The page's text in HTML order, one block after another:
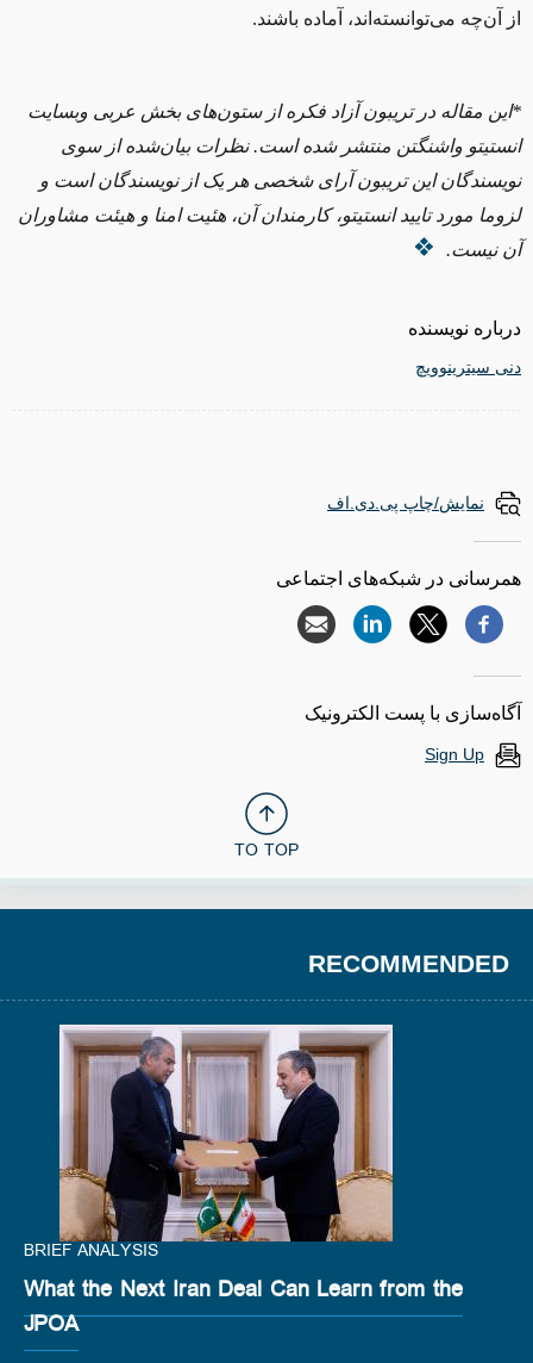
درباره نویسنده
دنی سیترینوویچ
از آن‌چه می‌توانسته‌اند، آماده باشند.
*این مقاله در تریبون آزاد فکره از ستون‌های بخش عربی وبسایت
انستیتو واشنگتن منتشر شده است. نظرات بیان‌شده از سوی
نویسندگان این تریبون آرای شخصی هر یک از نویسندگان است و
لزوما مورد تایید انستیتو، کارمندان آن، هئیت امنا و هیئت مشاوران
آن نیست.
نمایش/چاپ پی.دی.اف
همرسانی در شبکه‌های اجتماعی
آگاه‌سازی با پست الکترونیک
Sign Up
TO TOP
RECOMMENDED
BRIEF ANALYSIS
What the Next Iran Deal Can Learn from the
JPOA